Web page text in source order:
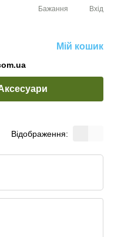
Бажання Вхід
Мій кошик
Відображення: